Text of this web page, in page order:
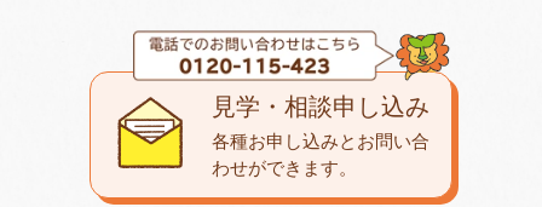
見学・相談申し込み
各種お申し込みとお問い合
わせができます。